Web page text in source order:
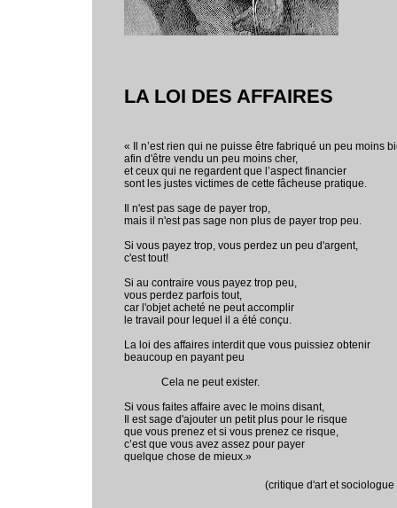
LA LOI DES AFFAIRES
« Il n’est rien qui ne puisse être fabriqué un peu moins
afin d'être vendu un peu moins cher,
et ceux qui ne regardent que l’aspect financier
sont les justes victimes de cette fâcheuse pratique.
Il n'est pas sage de payer trop,
mais il n'est pas sage non plus de payer trop peu.
Si vous payez trop, vous perdez un peu d'argent,
c'est tout!
Si au contraire vous payez trop peu,
vous perdez parfois tout,
car l'objet acheté ne peut accomplir
le travail pour lequel il a été conçu.
La loi des affaires interdit que vous puissiez obtenir
beaucoup en payant peu
Cela ne peut exister.
Si vous faites affaire avec le moins disant,
Il est sage d'ajouter un petit plus pour le risque
que vous prenez et si vous prenez ce risque,
c’est que vous avez assez pour payer
quelque chose de mieux.»
(critique d'art et